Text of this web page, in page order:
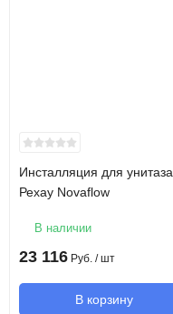
Инсталляция для унитаза
Рехау Novaflow
В наличии
23 116 Руб. / шт
В корзину